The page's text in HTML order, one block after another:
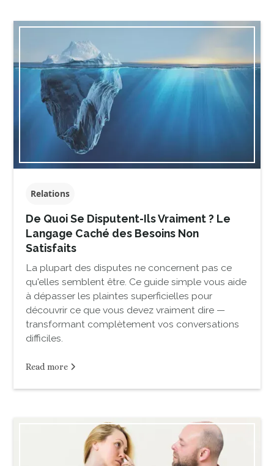
Relations
De Quoi Se Disputent-Ils Vraiment ? Le
Langage Caché des Besoins Non
Satisfaits
La plupart des disputes ne concernent pas ce
qu'elles semblent être. Ce guide simple vous aide
à dépasser les plaintes superficielles pour
découvrir ce que vous devez vraiment dire —
transformant complètement vos conversations
difficiles.
Read more